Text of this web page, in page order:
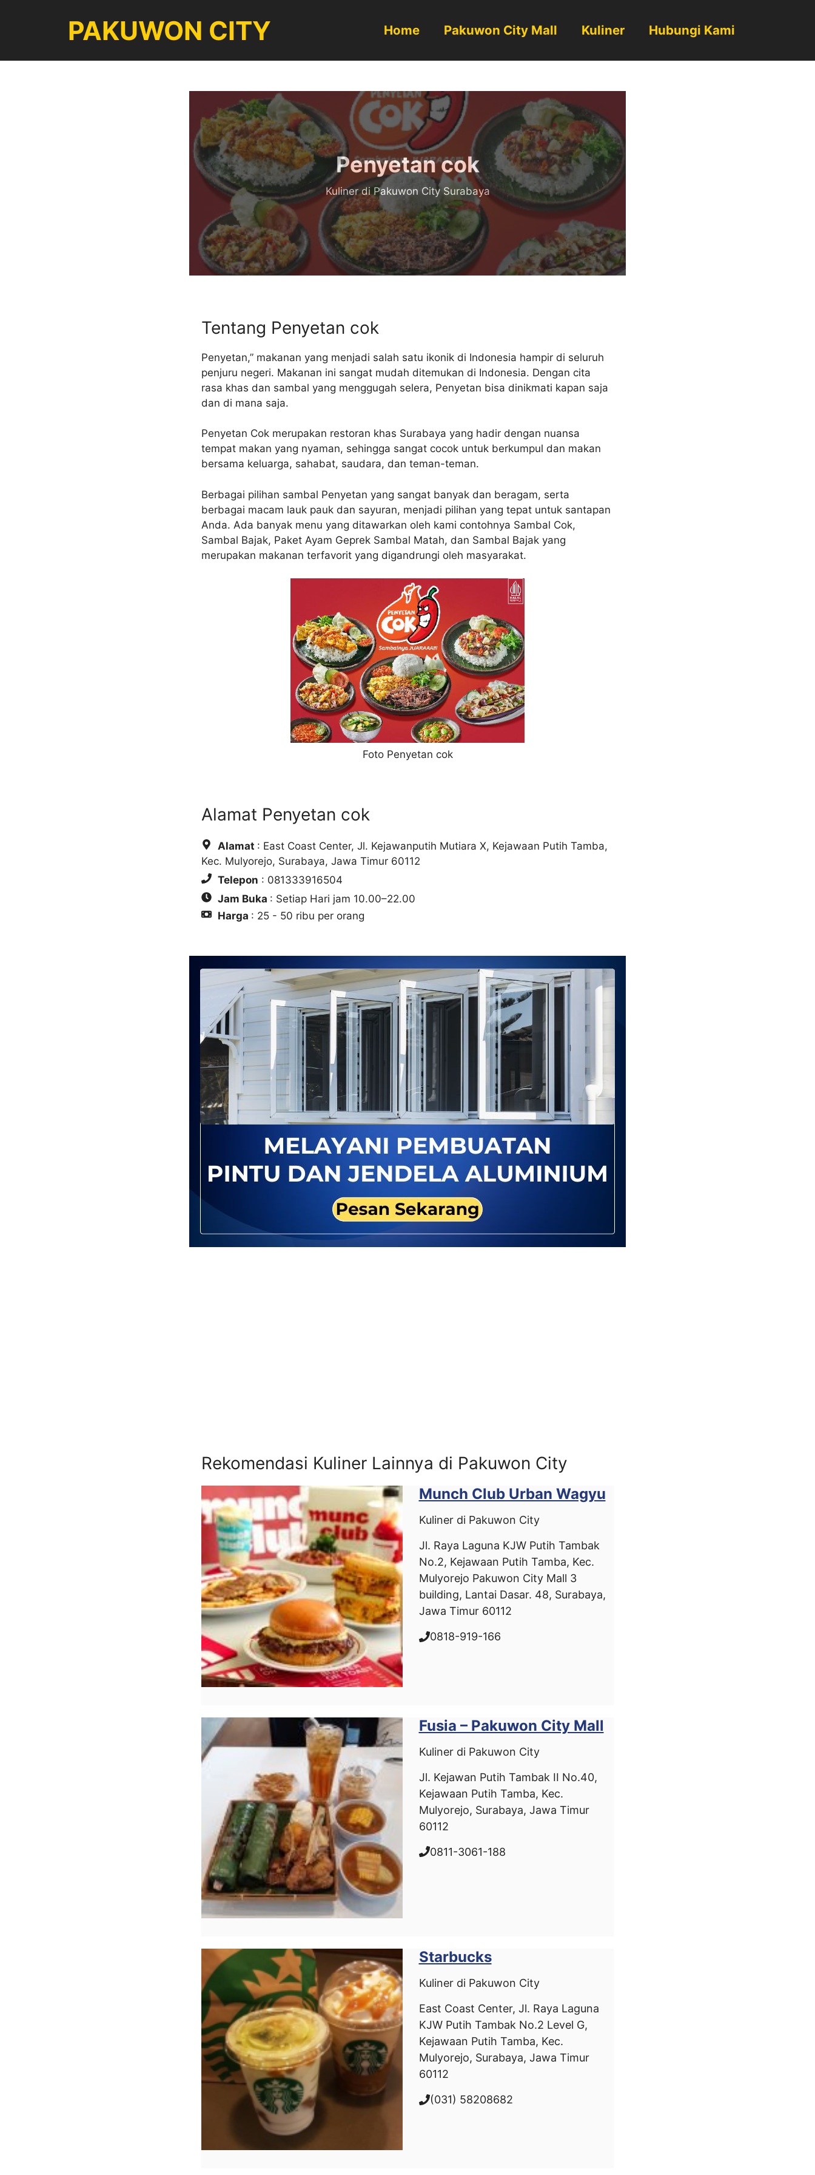
PAKUWON CITY Home Pakuwon City Mall Kuliner Hubungi Kami
Penyetan cok
Kuliner di Pakuwon City Surabaya
Tentang Penyetan cok
Penyetan,” makanan yang menjadi salah satu ikonik di Indonesia hampir di seluruh
penjuru negeri. Makanan ini sangat mudah ditemukan di Indonesia. Dengan cita
rasa khas dan sambal yang menggugah selera, Penyetan bisa dinikmati kapan saja
dan di mana saja.
Penyetan Cok merupakan restoran khas Surabaya yang hadir dengan nuansa
tempat makan yang nyaman, sehingga sangat cocok untuk berkumpul dan makan
bersama keluarga, sahabat, saudara, dan teman-teman.
Berbagai pilihan sambal Penyetan yang sangat banyak dan beragam, serta
berbagai macam lauk pauk dan sayuran, menjadi pilihan yang tepat untuk santapan
Anda. Ada banyak menu yang ditawarkan oleh kami contohnya Sambal Cok,
Sambal Bajak, Paket Ayam Geprek Sambal Matah, dan Sambal Bajak yang
merupakan makanan terfavorit yang digandrungi oleh masyarakat.
Foto Penyetan cok
Alamat Penyetan cok
Alamat : East Coast Center, Jl. Kejawanputih Mutiara X, Kejawaan Putih Tamba,
Kec. Mulyorejo, Surabaya, Jawa Timur 60112
Telepon : 081333916504
Jam Buka : Setiap Hari jam 10.00–22.00
Harga : 25 - 50 ribu per orang
Rekomendasi Kuliner Lainnya di Pakuwon City
Munch Club Urban Wagyu
Kuliner di Pakuwon City
Jl. Raya Laguna KJW Putih Tambak
No.2, Kejawaan Putih Tamba, Kec.
Mulyorejo Pakuwon City Mall 3
building, Lantai Dasar. 48, Surabaya,
Jawa Timur 60112
0818-919-166
Fusia – Pakuwon City Mall
Kuliner di Pakuwon City
Jl. Kejawan Putih Tambak II No.40,
Kejawaan Putih Tamba, Kec.
Mulyorejo, Surabaya, Jawa Timur
60112
0811-3061-188
Starbucks
Kuliner di Pakuwon City
East Coast Center, Jl. Raya Laguna
KJW Putih Tambak No.2 Level G,
Kejawaan Putih Tamba, Kec.
Mulyorejo, Surabaya, Jawa Timur
60112
(031) 58208682